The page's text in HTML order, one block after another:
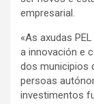
empresarial.
«As axudas
a innovación e
dos municipios
persoas
investimentos